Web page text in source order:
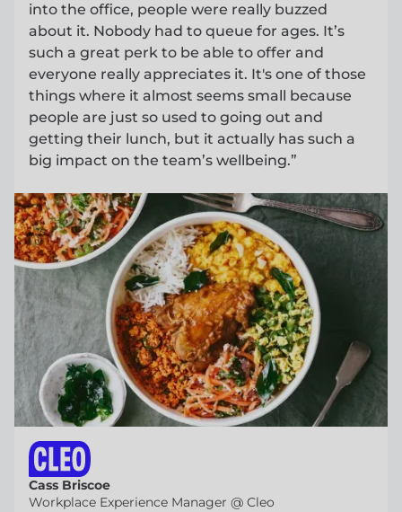
into the office, people were really buzzed
about it. Nobody had to queue for ages. It’s
such a great perk to be able to offer and
everyone really appreciates it. It's one of those
things where it almost seems small because
people are just so used to going out and
getting their lunch, but it actually has such a
big impact on the team’s wellbeing.”
Cass Briscoe
Workplace Experience Manager @ Cleo